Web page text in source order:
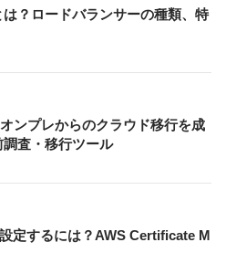
は？ロードバランサーの種類、特
ンプレからのクラウド移行を成
査・移行ツール
定するには？AWS Certificate M